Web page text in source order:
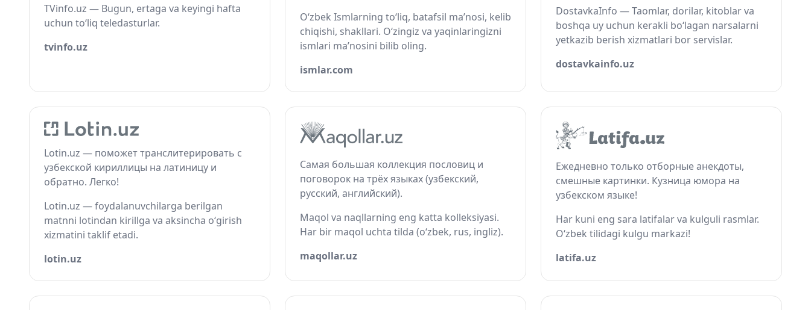
TVinfo.uz — Bugun, ertaga va keyingi hafta
uchun to‘liq teledasturlar.
tvinfo.uz
O‘zbek Ismlarning to‘liq, batafsil ma’nosi, kelib
chiqishi, shakllari. O‘zingiz va yaqinlaringizni
ismlari ma’nosini bilib oling.
ismlar.com
DostavkaInfo — Taomlar, dorilar, kitoblar va
boshqa uy uchun kerakli bo‘lagan narsalarni
yetkazib berish xizmatlari bor servislar.
dostavkainfo.uz
Lotin.uz — поможет транслитерировать с
узбекской кириллицы на латиницу и
обратно. Легко!
Lotin.uz — foydalanuvchilarga berilgan
matnni lotindan kirillga va aksincha o‘girish
xizmatini taklif etadi.
lotin.uz
Самая большая коллекция пословиц и
поговорок на трёх языках (узбекский,
русский, английский).
Maqol va naqllarning eng katta kolleksiyasi.
Har bir maqol uchta tilda (o‘zbek, rus, ingliz).
maqollar.uz
Ежедневно только отборные анекдоты,
смешные картинки. Кузница юмора на
узбекском языке!
Har kuni eng sara latifalar va kulguli rasmlar.
O‘zbek tilidagi kulgu markazi!
latifa.uz